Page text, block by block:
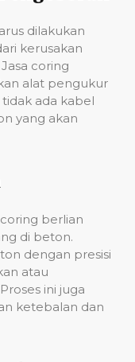
dilakukan
kerusakan
coring
alat pengukur
ada kabel
yang akan
berlian
di beton.
dengan presisi
atau
ini juga
ketebalan dan